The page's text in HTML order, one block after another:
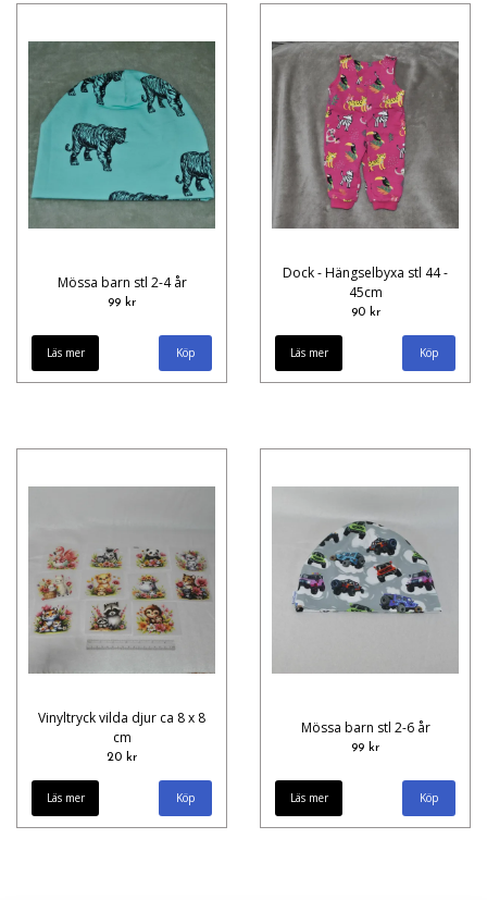
Mössa barn stl 2-4 år
99 kr
Läs mer
Dock - Hängselbyxa stl 44 -
45cm
90 kr
Läs mer
Vinyltryck vilda djur ca 8 x 8
cm
20 kr
Läs mer Köp
Mössa barn stl 2-6 år
99 kr
Läs mer